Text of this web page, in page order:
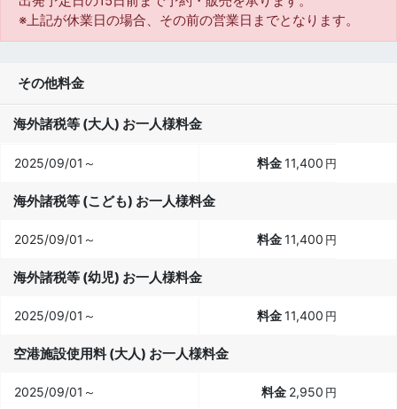
※上記が休業日の場合、その前の営業日までとなります。
その他料金
海外諸税等 (大人) お一人様料金
2025/09/01～ 11,400 円
海外諸税等 (こども) お一人様料金
2025/09/01～ 11,400 円
海外諸税等 (幼児) お一人様料金
2025/09/01～ 11,400 円
空港施設使用料 (大人) お一人様料金
2025/09/01～ 2,950 円